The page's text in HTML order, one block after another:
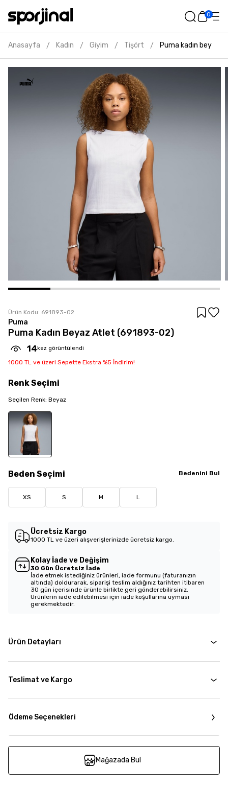
0
Anasayfa / Kadın / Giyim / Tişört / Puma kadın beyaz
Ürün Kodu: 691893-02
Puma
Puma Kadın Beyaz Atlet (691893-02)
14 kez görüntülendi
1000 TL ve üzeri Sepette Ekstra %5 İndirim!
Beden Seçimi Bedenini Bul
XS S M L
RenkSeçimi
Seçilen Renk: Beyaz
Ücretsiz Kargo
1000 TL ve üzeri alışverişlerinizde ücretsiz kargo.
Kolay İade ve Değişim
30 Gün Ücretsiz İade
İade etmek istediğiniz ürünleri, iade formunu (faturanızın
altında) doldurarak, siparişi teslim aldığınız tarihten itibaren
30 gün içerisinde ürünle birlikte geri gönderebilirsiniz.
Ürünlerin iade edilebilmesi için iade koşullarına uyması
gerekmektedir.
Ürün Detayları
Teslimat ve Kargo
Ödeme Seçenekleri
Mağazada Bul